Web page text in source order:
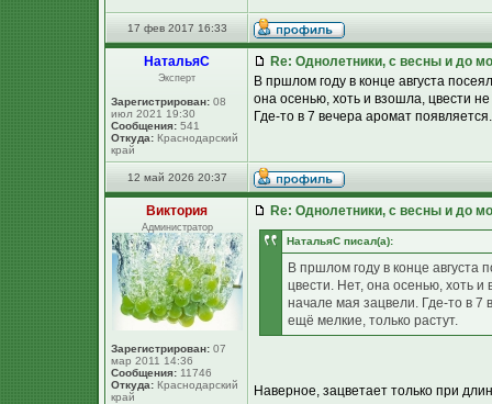
17 фев 2017 16:33
НатальяС
Эксперт
Зарегистрирован: 08
июл 2021 19:30
Сообщения: 541
Откуда: Краснодарский
край
Re: Однолетники, с весны и до
В пршлом году в конце августа
она осенью, хоть и взошла, цвести
Где-то в 7 вечера аромат
12 май 2026 20:37
Виктория
Администратор
Зарегистрирован: 07
мар 2011 14:36
Сообщения: 11746
Откуда: Краснодарский
край
Re: Однолетники, с весны и до
НатальяС писал(а):
В пршлом году в конце августа
цвести. Нет, она осенью, хоть и
начале мая зацвели. Где-то в 7
ещё мелкие, только растут.
Наверное, зацветает только при